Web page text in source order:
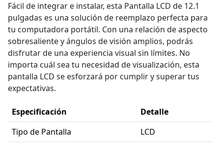
Fácil de integrar e instalar, esta Pantalla LCD de 12.1
pulgadas es una solución de reemplazo perfecta para
tu computadora portátil. Con una relación de aspecto
sobresaliente y ángulos de visión amplios, podrás
disfrutar de una experiencia visual sin límites. No
importa cuál sea tu necesidad de visualización, esta
pantalla LCD se esforzará por cumplir y superar tus
expectativas.
Especificación
Detalle
Tipo de Pantalla
LCD